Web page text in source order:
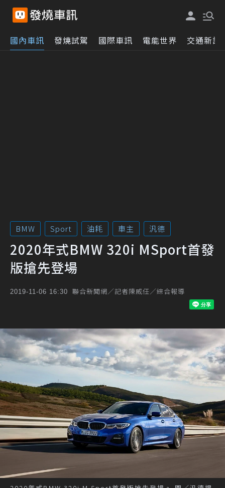
國內車訊 發燒試駕 國際車訊 電能世界 交通新訊
BMW Sport 油耗 車主 汎德
2020年式BMW 320i MSport首發
版搶先登場
2019-11-06 16:30 聯合新聞網／記者陳威任／綜合報導